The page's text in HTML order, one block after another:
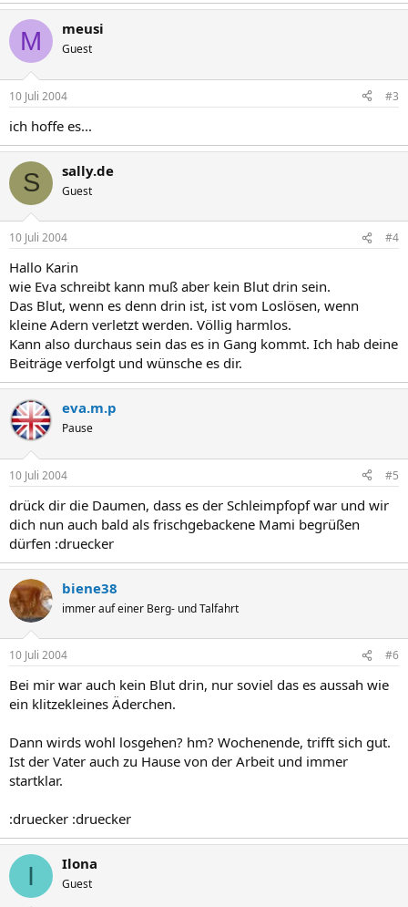
M meusi
Guest
10 Juli 2004 #3
ich hoffe es...
S sally.de
Guest
10 Juli 2004 #4
Hallo Karin
wie Eva schreibt kann muß aber kein Blut drin sein.
Das Blut, wenn es denn drin ist, ist vom Loslösen, wenn
kleine Adern verletzt werden. Völlig harmlos.
Kann also durchaus sein das es in Gang kommt. Ich hab deine
Beiträge verfolgt und wünsche es dir.
eva.m.p
Pause
10 Juli 2004 #5
drück dir die Daumen, dass es der Schleimpfopf war und wir
dich nun auch bald als frischgebackene Mami begrüßen
dürfen :druecker
biene38
immer auf einer Berg- und Talfahrt
10 Juli 2004 #6
Bei mir war auch kein Blut drin, nur soviel das es aussah wie
ein klitzekleines Äderchen.
Dann wirds wohl losgehen? hm? Wochenende, trifft sich gut.
Ist der Vater auch zu Hause von der Arbeit und immer
startklar.
:druecker :druecker
I Ilona
Guest